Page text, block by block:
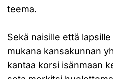
teema.
Sekä naisille että
mukana kansakunnan
kantaa korsi isänmaan